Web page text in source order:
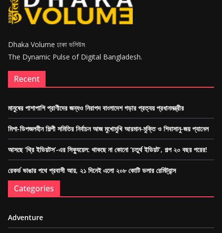
Dhaka Volume ঢাকা ভলিউম
The Dynamic Pulse of Digital Bangladesh.
Recent
মানুষের পাশাপাশি প্রাণীদের জন্যও নিরাপদ বাংলাদেশ গড়ার প্রত্যয় প্রধানমন্ত্রীর
মিশা-ডিপজলহীন শিল্পী সমিতির নির্বাচন আজ মুখোমুখি আরমান-মুক্তি ও শিবাসানু-জয় প্যানেল
আসছে ‘থ্রি ইডিয়টস’-এর সিক্যুয়েল: থাকছে না কোনো ‘চতুর্থ ইডিয়ট’, গল্প ২০ বছর পরের!
রেকর্ড ভাঙার পথে প্রবাসী আয়, ২১ দিনেই এলো ২০৮ কোটি ডলার রেমিট্যান্স
Categories
Adventure